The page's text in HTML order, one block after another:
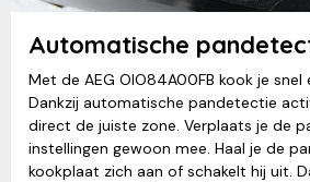
Automatische
Met de AEG OIO84A00FB kook je snel
Dankzij automatische pandetectie
direct de juiste zone. Verplaats je de
instellingen gewoon mee. Haal je de
kookplaat zich aan of schakelt hij uit.